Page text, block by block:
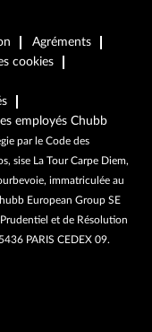
Agréments
cookies
employés Chubb
par le Code des
sise La Tour Carpe Diem,
immatriculée au
European Group SE
et de Résolution
PARIS CEDEX 09.